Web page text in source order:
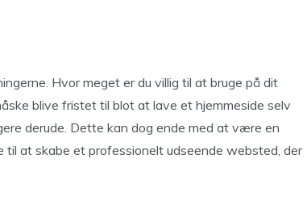
Hvor meget er du villig til at bruge på dit
blive fristet til blot at lave et hjemmeside selv
derude. Dette kan dog ende med at være en
til at skabe et professionelt udseende websted, der